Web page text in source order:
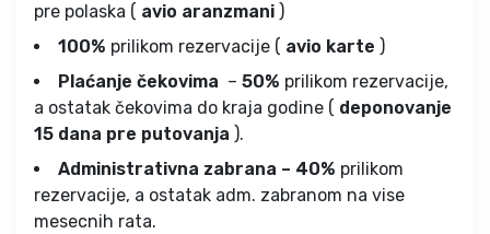
pre polaska ( avio aranzmani )
100% prilikom rezervacije ( avio karte )
Plaćanje čekovima – 50% prilikom rezervacije,
a ostatak čekovima do kraja godine ( deponovanje
15 dana pre putovanja ).
Administrativna zabrana – 40% prilikom
rezervacije, a ostatak adm. zabranom na vise
mesecnih rata.